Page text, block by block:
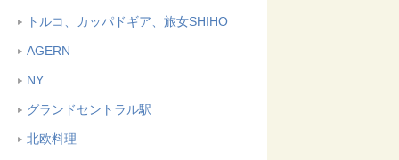
トルコ、カッパドギア、旅女SHIHO
AGERN
NY
グランドセントラル駅
北欧料理